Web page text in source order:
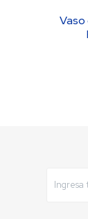
Vaso